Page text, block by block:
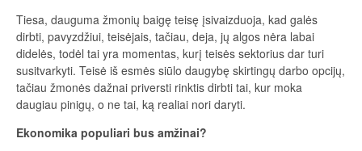
Tiesa, dauguma žmonių baigę teisę įsivaizduoja, kad galės
dirbti, pavyzdžiui, teisėjais, tačiau, deja, jų algos nėra labai
didelės, todėl tai yra momentas, kurį teisės sektorius dar turi
susitvarkyti. Teisė iš esmės siūlo daugybę skirtingų darbo opcijų,
tačiau žmonės dažnai priversti rinktis dirbti tai, kur moka
daugiau pinigų, o ne tai, ką realiai nori daryti.
Ekonomika populiari bus amžinai?